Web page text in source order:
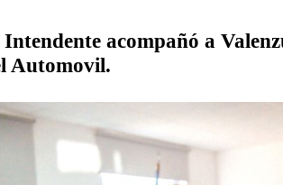
acompañó a
Automovil.